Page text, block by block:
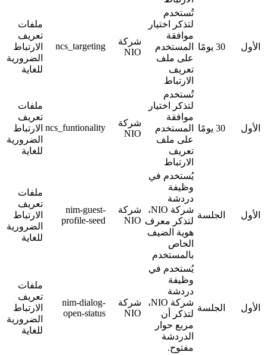
الأول 30 يومًا
تُستخدم
لتذكر اختيار
موافقة
المستخدم
على ملف
تعريف
الارتباط
شركة
NIO
ncs_targeting
ملفات
تعريف
الارتباط
الضرورية
للغاية
الأول 30 يومًا
تُستخدم
لتذكر اختيار
موافقة
المستخدم
على ملف
تعريف
الارتباط
شركة
NIO
ncs_funtionality
ملفات
تعريف
الارتباط
الضرورية
للغاية
الأول الجلسة
يُستخدم في
وظيفة
دردشة
شركة NIO،
لتذكر معرف
هوية الضيف
الخاص
بالمستخدم
شركة
NIO
nim-guest-
profile-seed
ملفات
تعريف
الارتباط
الضرورية
للغاية
الأول الجلسة
يُستخدم في
وظيفة
دردشة
شركة NIO،
لتذكر أن
مربع حوار
الدردشة
مفتوح.
شركة
NIO
nim-dialog-
open-status
ملفات
تعريف
الارتباط
الضرورية
للغاية